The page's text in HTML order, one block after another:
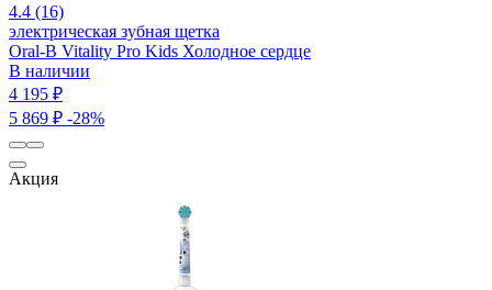
4.4 (16)
электрическая зубная щетка
Oral-B Vitality Pro Kids Холодное сердце
В наличии
4 195 ₽
5 869 ₽ -28%
Акция